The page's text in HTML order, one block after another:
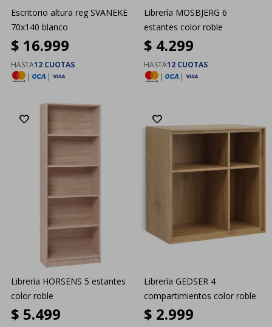
Escritorio altura reg SVANEKE
70x140 blanco
$ 16.999
HASTA12 CUOTAS
|
|
Librería MOSBJERG 6
estantes color roble
$ 4.299
HASTA12 CUOTAS
|
|
Librería HORSENS 5 estantes
color roble
$ 5.499
Librería GEDSER 4
compartimientos color roble
$ 2.999